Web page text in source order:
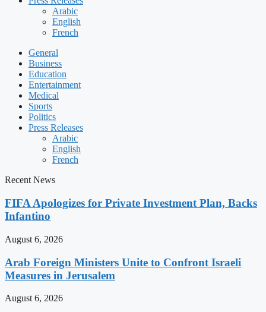
Arabic
English
French
General
Business
Education
Entertainment
Medical
Sports
Politics
Press Releases
Arabic
English
French
Recent News
FIFA Apologizes for Private Investment Plan, Backs
Infantino
August 6, 2026
Arab Foreign Ministers Unite to Confront Israeli
Measures in Jerusalem
August 6, 2026